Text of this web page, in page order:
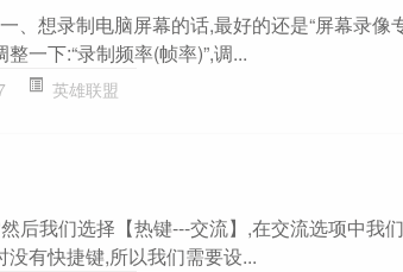
、想录制电脑屏幕的话,最好的还是“屏幕录像
一下:“录制频率(帧率)”,调...
英雄联盟
后我们选择【热键---交流】,在交流选项中我
有快捷键,所以我们需要设...